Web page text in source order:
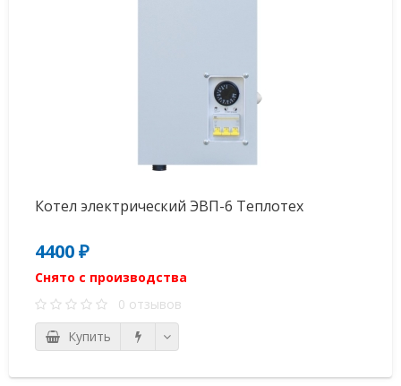
Котел электрический ЭВП-6 Теплотех
4400 ₽
Снято с производства
0 отзывов
Купить